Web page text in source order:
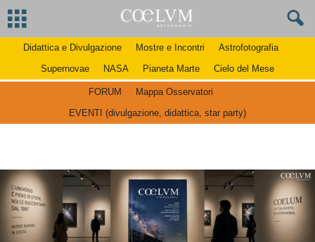
Didattica e Divulgazione Mostre e Incontri
Astrofotografia
Supernovae
NASA Pianeta Marte Cielo del Mese
FORUM
Mappa Osservatori
EVENTI (divulgazione, didattica, star party)